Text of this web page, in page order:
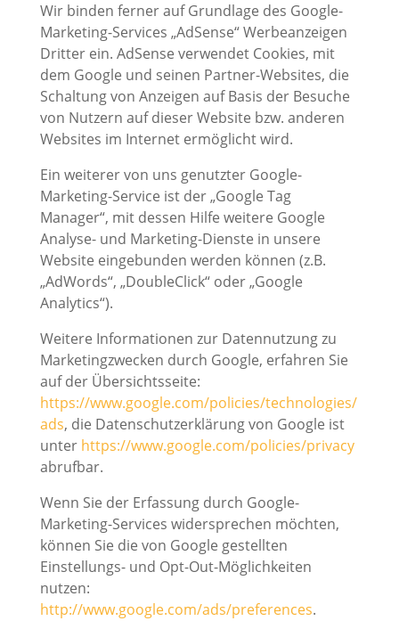
Wir binden ferner auf Grundlage des Google-
Marketing-Services „AdSense“ Werbeanzeigen
Dritter ein. AdSense verwendet Cookies, mit
dem Google und seinen Partner-Websites, die
Schaltung von Anzeigen auf Basis der Besuche
von Nutzern auf dieser Website bzw. anderen
Websites im Internet ermöglicht wird.
Ein weiterer von uns genutzter Google-
Marketing-Service ist der „Google Tag
Manager“, mit dessen Hilfe weitere Google
Analyse- und Marketing-Dienste in unsere
Website eingebunden werden können (z.B.
„AdWords“, „DoubleClick“ oder „Google
Analytics“).
Weitere Informationen zur Datennutzung zu
Marketingzwecken durch Google, erfahren Sie
auf der Übersichtsseite:
https://www.google.com/policies/technologies/
ads, die Datenschutzerklärung von Google ist
unter https://www.google.com/policies/privacy
abrufbar.
Wenn Sie der Erfassung durch Google-
Marketing-Services widersprechen möchten,
können Sie die von Google gestellten
Einstellungs- und Opt-Out-Möglichkeiten
nutzen:
http://www.google.com/ads/preferences.